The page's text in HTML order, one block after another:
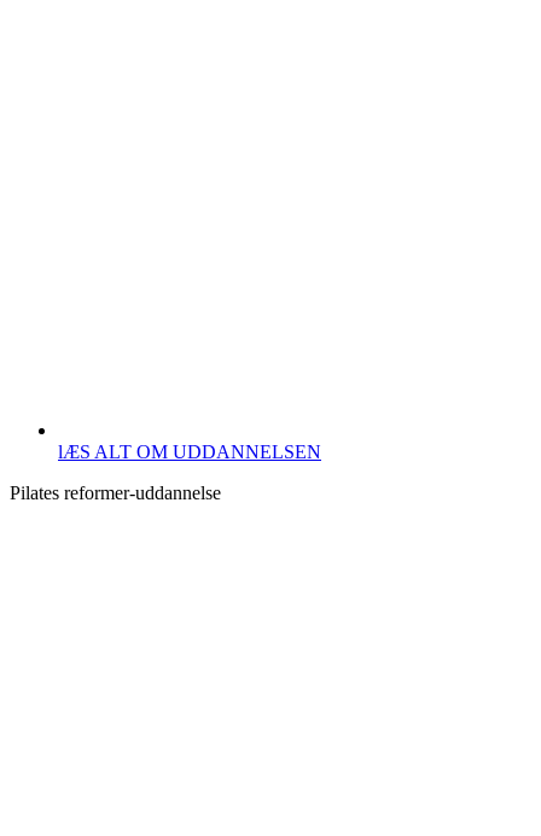
lÆS ALT OM UDDANNELSEN
Pilates reformer-uddannelse